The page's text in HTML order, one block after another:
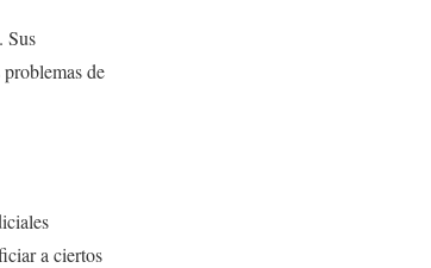
Sus
de
a ciertos